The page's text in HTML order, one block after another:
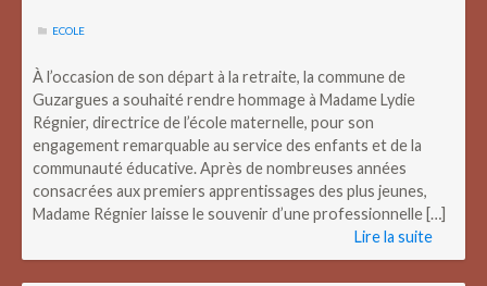
ECOLE
À l’occasion de son départ à la retraite, la commune de
Guzargues a souhaité rendre hommage à Madame Lydie
Régnier, directrice de l’école maternelle, pour son
engagement remarquable au service des enfants et de la
communauté éducative. Après de nombreuses années
consacrées aux premiers apprentissages des plus jeunes,
Madame Régnier laisse le souvenir d’une professionnelle […]
Lire la suite